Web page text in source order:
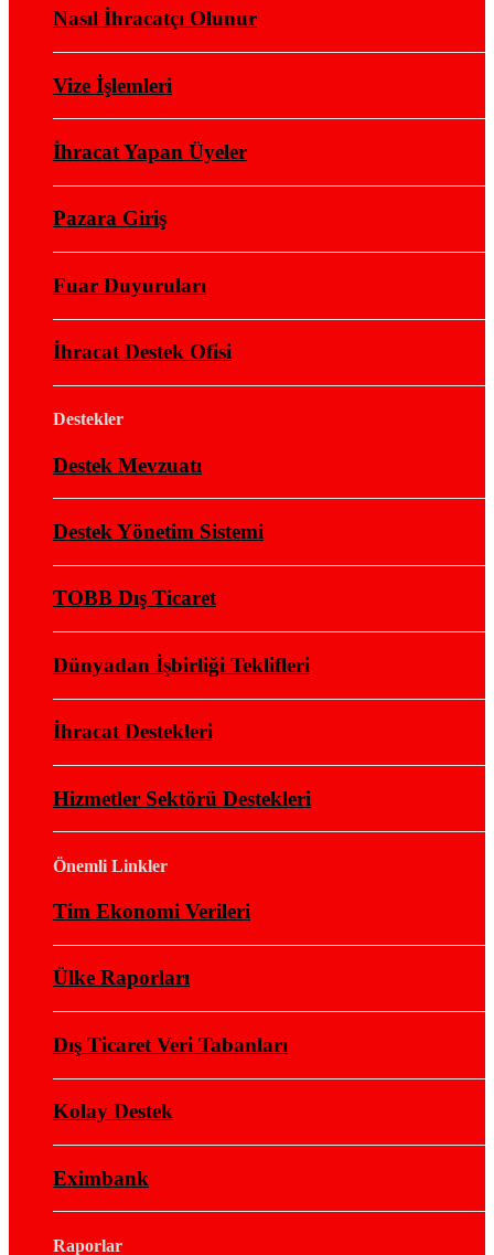
Nasıl İhracatçı Olunur
Vize İşlemleri
İhracat Yapan Üyeler
Pazara Giriş
Fuar Duyuruları
İhracat Destek Ofisi
Destekler
Destek Mevzuatı
Destek Yönetim Sistemi
TOBB Dış Ticaret
Dünyadan İşbirliği Teklifleri
İhracat Destekleri
Hizmetler Sektörü Destekleri
Önemli Linkler
Tim Ekonomi Verileri
Ülke Raporları
Dış Ticaret Veri Tabanları
Kolay Destek
Eximbank
Raporlar